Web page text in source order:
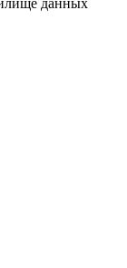
данных